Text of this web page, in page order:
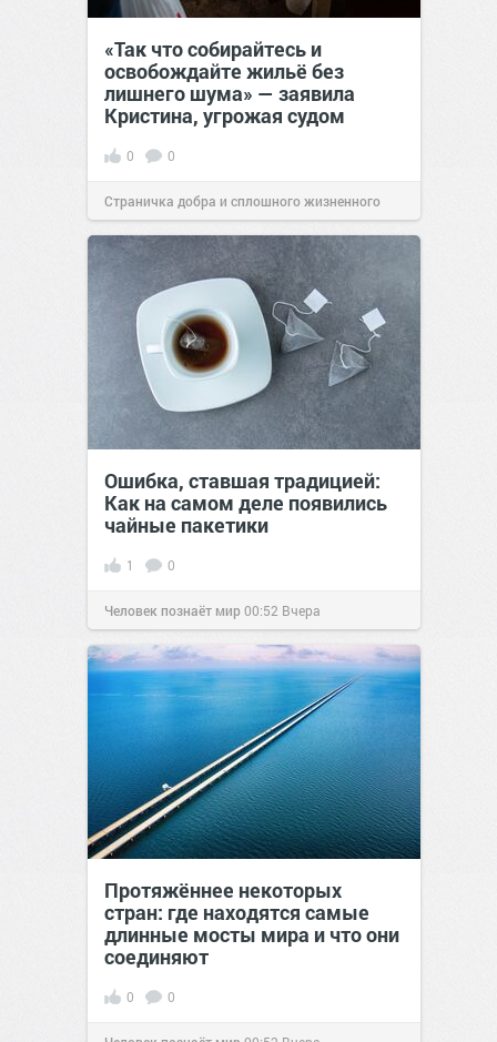
«Так что собирайтесь и
освобождайте жильё без
лишнего шума» — заявила
Кристина, угрожая судом
0 0
Страничка добра и сплошного жизненного
позитива!00:28Вчера
Ошибка, ставшая традицией:
Как на самом деле появились
чайные пакетики
1 0
Человек познаёт мир00:52 Вчера
Протяжённее некоторых
стран: где находятся самые
длинные мосты мира и что они
соединяют
0 0